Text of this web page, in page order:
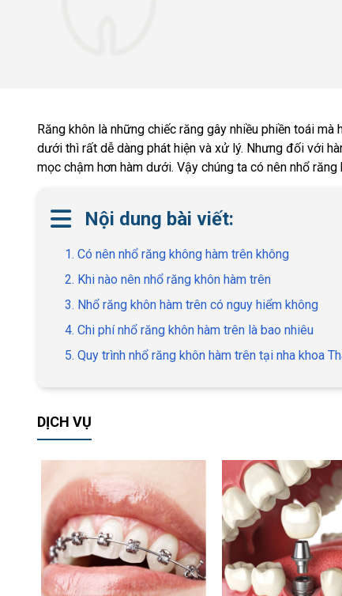
Răng khôn là những chiếc răng gây nhiều phiền toái
dưới thì rất dễ dàng phát hiện và xử lý. Nhưng đối với
mọc chậm hơn hàm dưới. Vậy chúng ta có nên nhổ
Nội dung bài viết:
1. Có nên nhổ răng không hàm trên không
2. Khi nào nên nhổ răng khôn hàm trên
3. Nhổ răng khôn hàm trên có nguy hiểm không
4. Chi phí nhổ răng khôn hàm trên là bao nhiêu
5. Quy trình nhổ răng khôn hàm trên tại nha khoa
DỊCH VỤ